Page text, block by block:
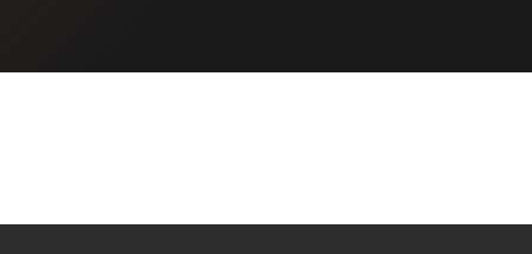
Maria Aina Mateu Sastre